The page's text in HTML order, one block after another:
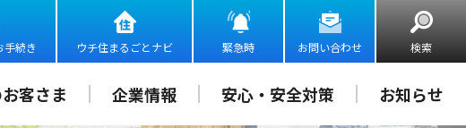
手続き ウチ住まるごとナビ 緊急時 お問い合わせ 検索
客さま 企業情報 安心・安全対策 お知らせ